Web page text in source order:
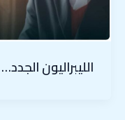
الليبراليون